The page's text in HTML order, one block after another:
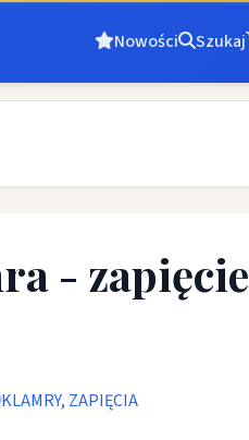
Nowości Szukaj
- zapięcie
KLAMRY, ZAPIĘCIA